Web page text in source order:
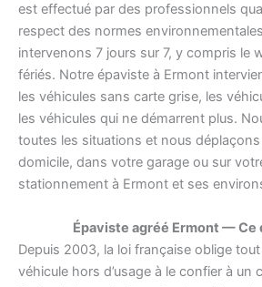
est effectué par des professionnels
respect des normes
intervenons 7 jours sur 7, y compris le
fériés. Notre épaviste à Ermont
les véhicules sans carte grise, les
les véhicules qui ne démarrent plus.
toutes les situations et nous
domicile, dans votre garage ou sur
stationnement à Ermont et ses
Épaviste agréé Ermont — Ce
Depuis 2003, la loi française oblige
véhicule hors d’usage à le confier à un